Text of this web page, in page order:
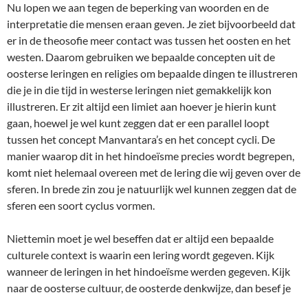
Nu lopen we aan tegen de beperking van woorden en de
interpretatie die mensen eraan geven. Je ziet bijvoorbeeld dat
er in de theosofie meer contact was tussen het oosten en het
westen. Daarom gebruiken we bepaalde concepten uit de
oosterse leringen en religies om bepaalde dingen te illustreren
die je in die tijd in westerse leringen niet gemakkelijk kon
illustreren. Er zit altijd een limiet aan hoever je hierin kunt
gaan, hoewel je wel kunt zeggen dat er een parallel loopt
tussen het concept Manvantara’s en het concept cycli. De
manier waarop dit in het hindoeïsme precies wordt begrepen,
komt niet helemaal overeen met de lering die wij geven over de
sferen. In brede zin zou je natuurlijk wel kunnen zeggen dat de
sferen een soort cyclus vormen.
Niettemin moet je wel beseffen dat er altijd een bepaalde
culturele context is waarin een lering wordt gegeven. Kijk
wanneer de leringen in het hindoeïsme werden gegeven. Kijk
naar de oosterse cultuur, de oosterde denkwijze, dan besef je